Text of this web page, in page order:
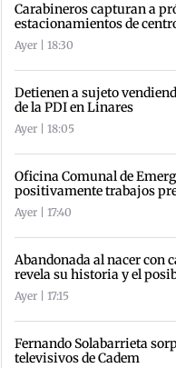
Carabineros capturan a
estacionamientos de
Ayer | 18:30
Detienen a sujeto
de la PDI en Linares
Ayer | 18:05
Oficina Comunal de
positivamente trabajos
Ayer | 17:40
Abandonada al nacer con
revela su historia y el
Ayer | 17:15
Fernando Solabarrieta
televisivos de Cadem